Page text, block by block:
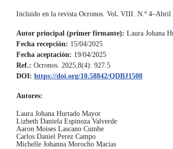
Incluido en la revista Ocronos. Vol. VIII. N.º 4–Abril
Autor principal (primer firmante): Laura Johana
Fecha recepción: 15/04/2025
Fecha aceptación: 19/04/2025
Ref.: Ocronos. 2025;8(4): 927.5
DOI: https://doi.org/10.58842/QDBJ1508
Autores:
Laura Johana Hurtado Mayor
Lizbeth Daniela Espinoza Valverde
Aaron Moises Lascano Cumbe
Carlos Daniel Perez Campo
Michelle Johanna Morocho Macias